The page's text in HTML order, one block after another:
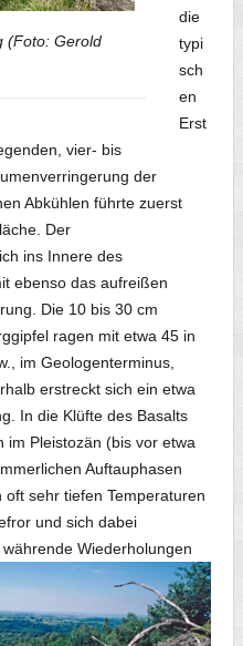
(Foto: Gerold
die
typi
sch
en
Erst
vier- bis
der
Abkühlen führte zuerst
Der
ins Innere des
ebenso das aufreißen
Die 10 bis 30 cm
ragen mit etwa 45 in
im Geologenterminus,
erstreckt sich ein etwa
In die Klüfte des Basalts
im Pleistozän (bis vor etwa
Auftauphasen
sehr tiefen Temperaturen
und sich dabei
währendeWiederholungen